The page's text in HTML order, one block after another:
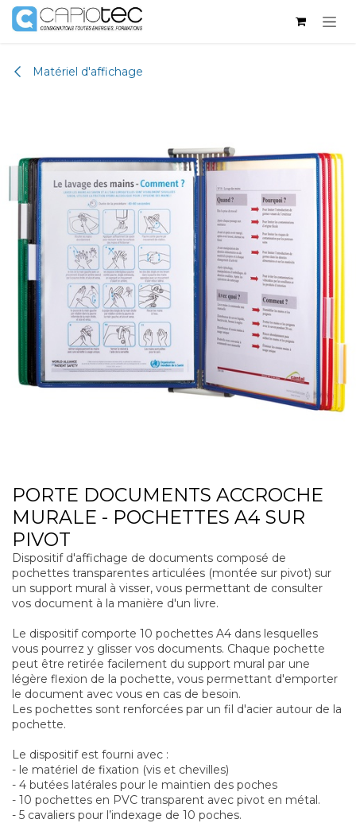
Se rendre au contenu
Matériel d'affichage
PORTE DOCUMENTS ACCROCHE
MURALE - POCHETTES A4 SUR
PIVOT
Dispositif d'affichage de documents composé de
pochettes transparentes articulées (montée sur pivot) sur
un support mural à visser, vous permettant de consulter
vos document à la manière d'un livre.
Le dispositif comporte 10 pochettes A4 dans lesquelles
vous pourrez y glisser vos documents. Chaque pochette
peut être retirée facilement du support mural par une
légère flexion de la pochette, vous permettant d'emporter
le document avec vous en cas de besoin.
Les pochettes sont renforcées par un fil d'acier autour de la
pochette.
Le dispositif est fourni avec :
- le matériel de fixation (vis et chevilles)
- 4 butées latérales pour le maintien des poches
- 10 pochettes en PVC transparent avec pivot en métal.
- 5 cavaliers pour l’indexage de 10 poches.